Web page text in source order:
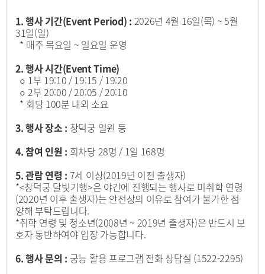
1. 행사 기간(Event Period) : 2026년 4월 16일(목) ~ 5월
31일(일)
* 매주 목요일 ~ 일요일 운영
2. 행사 시간(Event Time)
○ 1부 19:10 / 19:15 / 19:20
○ 2부 20:00 / 20:05 / 20:10
* 회당 100분 내외 소요
3. 행사 장소 : 창덕궁 일원 등
4. 참여 인원 : 회차당 28명 / 1일 168명
5. 관람 연령 : 7세 이상(2019년 이전 출생자)
*<창덕궁 달빛기행>은 야간에 진행되는 행사로 미취학 연령
(2020년 이후 출생자)는 안전상의 이유로 참여가 불가한 점
양해 부탁드립니다.
*취학 연령 및 청소년(2008년 ~ 2019년 출생자)은 반드시 보
호자 동반하여야 입장 가능합니다.
6. 행사 문의 : 궁능 활용 프로그램 전화 상담실 (1522-2295)